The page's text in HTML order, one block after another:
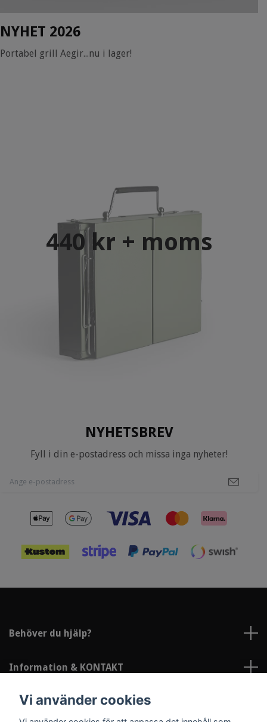
NYHET 2026
Portabel grill Aegir...nu i lager!
440 kr + moms
NYHETSBREV
Fyll i din e-postadress och missa inga nyheter!
Behöver du hjälp?
Information & KONTAKT
Sociala medier
Vi använder cookies